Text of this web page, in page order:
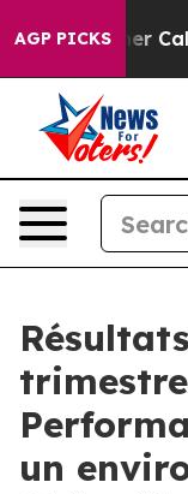
AGP PICKSthe People
un